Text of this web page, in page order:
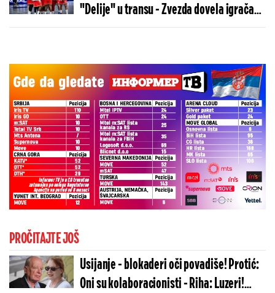
"Delije" u transu - Zvezda dovela igrača
Real Madrida!
PROČITAJTE JOŠ
Usijanje - blokaderi oči povadiše! Protić:
Oni su kolaboracionisti - Riha: Luzeri!